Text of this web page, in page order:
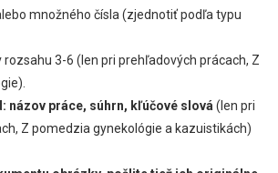
množného čísla (zjednotiť podľa typu
rozsahu 3-6 (len pri prehľadových prácach, Z
názov práce, súhrn, kľúčové slová (len pri
Z pomedzia gynekológie a kazuistikách)